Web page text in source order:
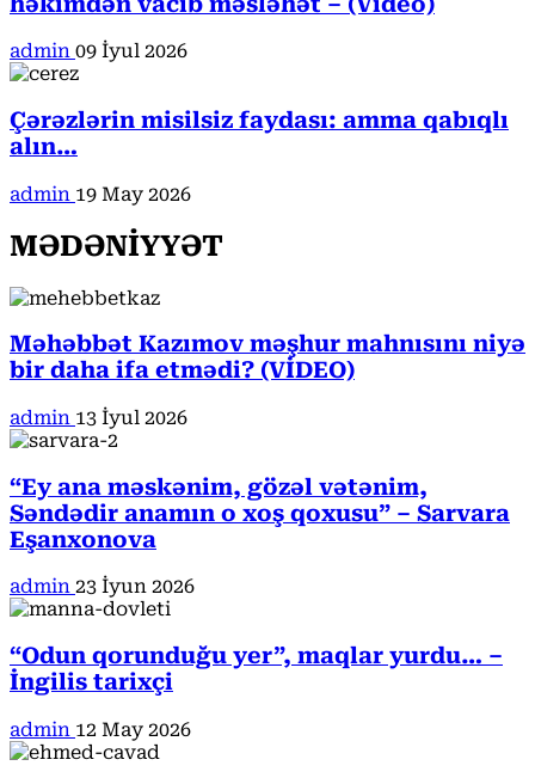
admin 09 İyul 2026
Çərəzlərin misilsiz faydası: amma qabıqlı
alın…
admin 19 May 2026
MƏDƏNİYYƏT
Məhəbbət Kazımov məşhur mahnısını niyə
bir daha ifa etmədi? (VİDEO)
admin 13 İyul 2026
“Ey ana məskənim, gözəl vətənim,
Səndədir anamın o xoş qoxusu” – Sarvara
Eşanxonova
admin 23 İyun 2026
“Odun qorunduğu yer”, maqlar yurdu… –
İngilis tarixçi
admin 12 May 2026